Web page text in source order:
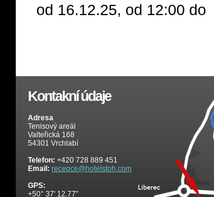
od 16.12.25, od 12:00 do
Kontakní údaje
Adresa
Tenisový areál
Valteřická 168
54301 Vrchlabí
Telefon: +420 728 889 451
Email: recepce@hotelstoh.com
GPS:
+50° 37' 12.77"